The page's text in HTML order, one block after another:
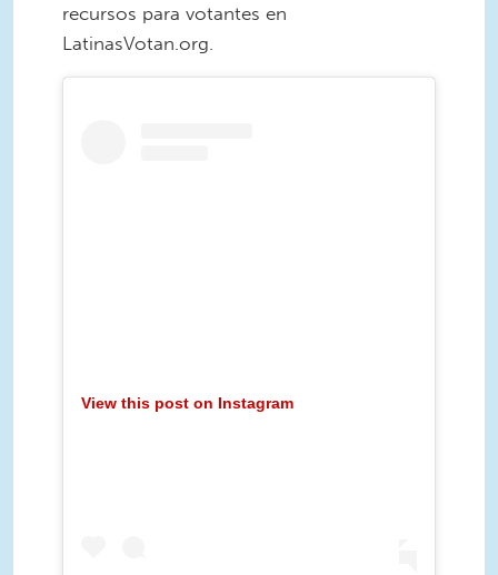
recursos para votantes en
LatinasVotan.org.
View this post on Instagram